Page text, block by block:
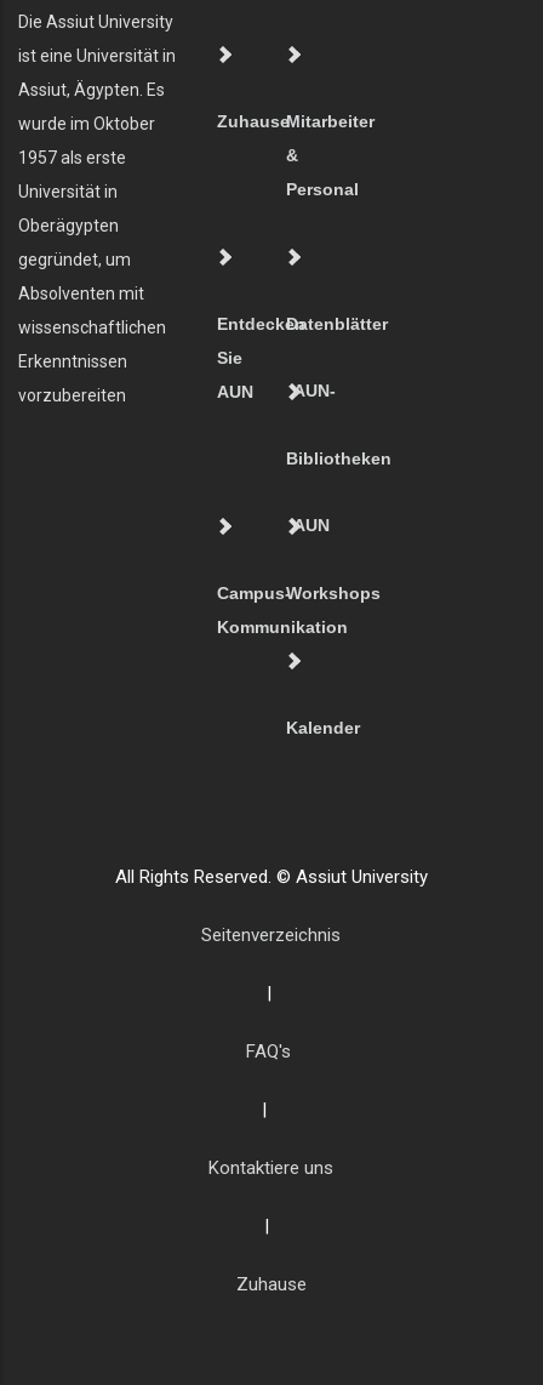
Die Assiut University
ist eine Universität in
Assiut, Ägypten. Es
wurde im Oktober
1957 als erste
Universität in
Oberägypten
gegründet, um
Absolventen mit
wissenschaftlichen
Erkenntnissen
vorzubereiten
ZuhauseMitarbeiter
&
Personal
Entdecken
Sie
AUN
Datenblätter
AUN-
Bibliotheken
Campus-
Kommunikation
AUN
Workshops
Kalender
All Rights Reserved. © Assiut University
Seitenverzeichnis
|
FAQ's
|
Kontaktiere uns
|
Zuhause